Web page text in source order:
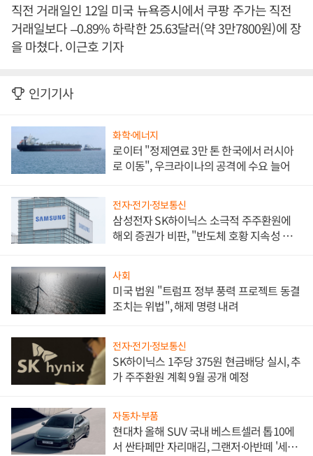
직전 거래일인 12일 미국 뉴욕증시에서 쿠팡 주가는 직전
거래일보다 –0.89% 하락한 25.63달러(약 3만7800원)에 장
을 마쳤다. 이근호 기자
인기기사
화학·에너지
로이터 "정제연료 3만 톤 한국에서 러시아
로 이동", 우크라이나의 공격에 수요 늘어
전자·전기·정보통신
삼성전자 SK하이닉스 소극적 주주환원에
해외 증권가 비판, "반도체 호황 지속성 의
사회
미국 법원 "트럼프 정부 풍력 프로젝트 동결
조치는 위법", 해제 명령 내려
전자·전기·정보통신
SK하이닉스 1주당 375원 현금배당 실시, 추
가 주주환원 계획 9월 공개 예정
자동차·부품
현대차 올해 SUV 국내 베스트셀러 톱10에
서 싼타페만 자리매김, 그랜저·아반떼 '세단